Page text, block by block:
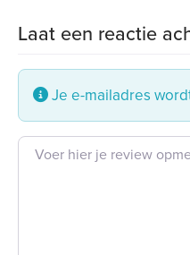
Laat een reactie
Je e-mailadres
Beoordeling tekst